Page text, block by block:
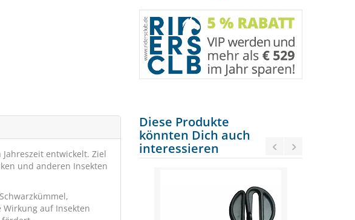
entwickelt. Ziel
und anderen Insekten
auf Insekten
Diese Produkte
könnten Dich auch
interessieren